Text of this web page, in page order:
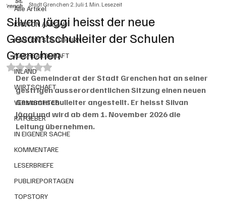
Alle Artikel
KANTON AARGAU
KANTON SOLOTHURN
NACHBARSCHAFT
INLAND
WIRTSCHAFT
VERMISCHTES
RATGEBER
IN EIGENER SACHE
KOMMENTARE
LESERBRIEFE
PUBLIREPORTAGEN
TOPSTORY
Silvan Jäggi heisst der neue
Gesamtschulleiter der Schulen
Grenchen
Stadt Grenchen2. Juli1 Min. Lesezeit
Mit NaN von 5 Sternen bewertet.
Der Gemeinderat der Stadt Grenchen hat an seiner
gestrigen ausserordentlichen Sitzung einen neuen
Gesamtschulleiter angestellt. Er heisst Silvan
Jäggi und wird ab dem 1. November 2026 die
Leitung übernehmen.